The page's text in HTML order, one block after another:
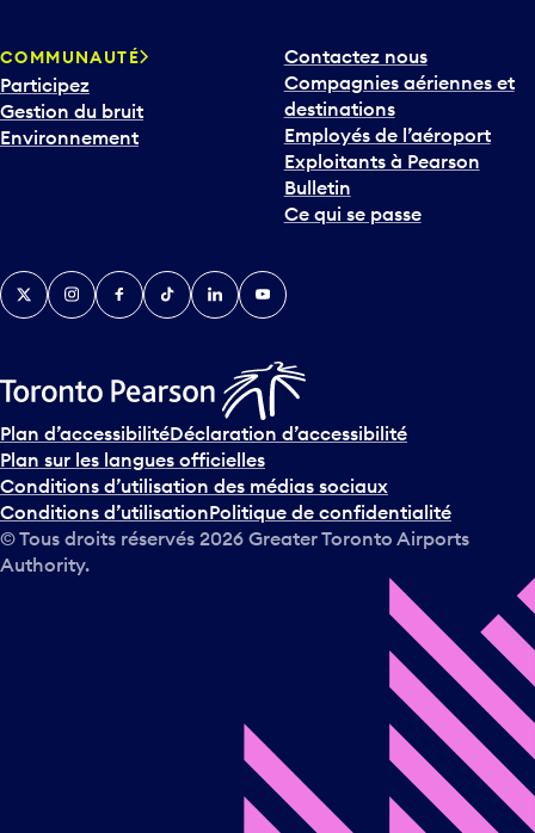
COMMUNAUTÉ
Participez
Gestion du bruit
Environnement
Contactez nous
Compagnies aériennes et
destinations
Employés de l’aéroport
Exploitants à Pearson
Bulletin
Ce qui se passe
TwitterInstagramFacebook
TikTokLinkedInYouTube
Plan d’accessibilitéDéclaration d’accessibilité
Plan sur les langues officielles
Conditions d’utilisation des médias sociaux
Conditions d’utilisationPolitique de confidentialité
© Tous droits réservés 2026 Greater Toronto Airports
Authority.